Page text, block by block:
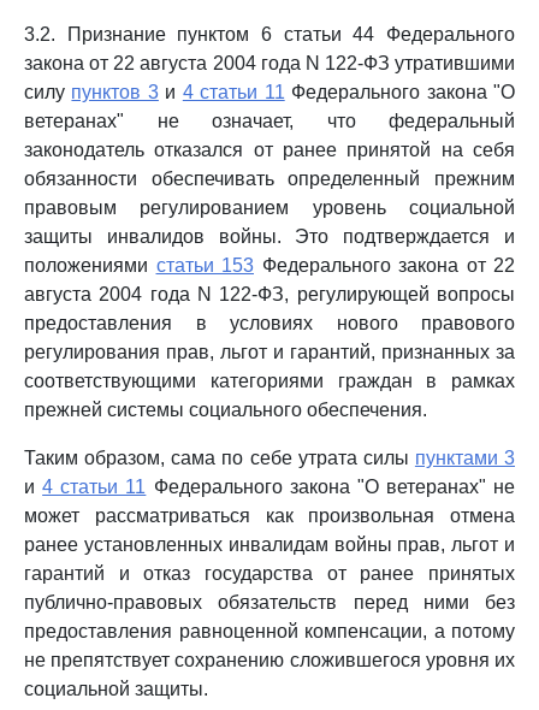
3.2. Признание пунктом 6 статьи 44 Федерального
закона от 22 августа 2004 года N 122-ФЗ утратившими
силу пунктов 3и 4 статьи 11 Федерального закона "О
ветеранах" не означает, что федеральный
законодатель отказался от ранее принятой на себя
обязанности обеспечивать определенный прежним
правовым регулированием уровень социальной
защиты инвалидов войны. Это подтверждается и
положениями статьи 153 Федерального закона от 22
августа 2004 года N 122-ФЗ, регулирующей вопросы
предоставления в условиях нового правового
регулирования прав, льгот и гарантий, признанных за
соответствующими категориями граждан в рамках
прежней системы социального обеспечения.
Таким образом, сама по себе утрата силы пунктами 3
и4 статьи 11 Федерального закона "О ветеранах" не
может рассматриваться как произвольная отмена
ранее установленных инвалидам войны прав, льгот и
гарантий и отказ государства от ранее принятых
публично-правовых обязательств перед ними без
предоставления равноценной компенсации, а потому
не препятствует сохранению сложившегося уровня их
социальной защиты.